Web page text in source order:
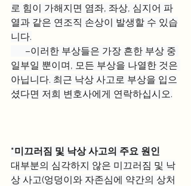
로 힘이 가해지면 염좌, 좌상, 심지어 파
열과 같은 연조직 손상이 발생할 수 있습
니다.
–이러한 부상들은 가장 흔한 부상 중
일부일 뿐이며, 모든 부상을 나열한 것은
아닙니다. 최근 낙상 사고로 부상을 입으
셨다면 저희 변호사에게 연락하십시오.
*미끄러짐 및 낙상 사고의 주요 원인
대부분의 심각하지 않은 미끄러짐 및 낙
상 사고(엉덩이와 자존심에 약간의 상처